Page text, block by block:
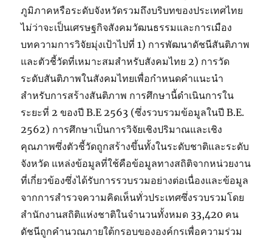
ภูมิภาคหรือระดับจังหวัดรวมถึงบริบทของประเทศไทย
ไม่ว่าจะเป็นเศรษฐกิจสังคมวัฒนธรรมและการเมือง
บทความการวิจัยมุ่งเป้าไปที่ 1) การพัฒนาดัชนีสันติภาพ
และตัวชี้วัดที่เหมาะสมสำหรับสังคมไทย 2) การวัด
ระดับสันติภาพในสังคมไทยเพื่อกำหนดคำแนะนำ
สำหรับการสร้างสันติภาพ การศึกษานี้ดำเนินการใน
ระยะที่ 2 ของปี B.E 2563 (ซึ่งรวบรวมข้อมูลในปี B.E.
2562) การศึกษาเป็นการวิจัยเชิงปริมาณและเชิง
คุณภาพซึ่งตัวชี้วัดถูกสร้างขึ้นทั้งในระดับชาติและระดับ
จังหวัด แหล่งข้อมูลที่ใช้คือข้อมูลทางสถิติจากหน่วยงาน
ที่เกี่ยวข้องซึ่งได้รับการรวบรวมอย่างต่อเนื่องและข้อมูล
จากการสำรวจความคิดเห็นทั่วประเทศซึ่งรวบรวมโดย
สำนักงานสถิติแห่งชาติในจำนวนทั้งหมด 33,420 คน
ดัชนีถูกคำนวณภายใต้กรอบขององค์กรเพื่อความร่วม